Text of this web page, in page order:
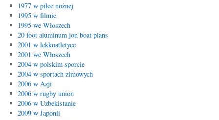
1977 w piłce nożnej
1995 w filmie
1995 we Włoszech
20 foot aluminum jon boat plans
2001 w lekkoatletyce
2001 we Włoszech
2004 w polskim sporcie
2004 w sportach zimowych
2006 w Azji
2006 w rugby union
2006 w Uzbekistanie
2009 w Japonii